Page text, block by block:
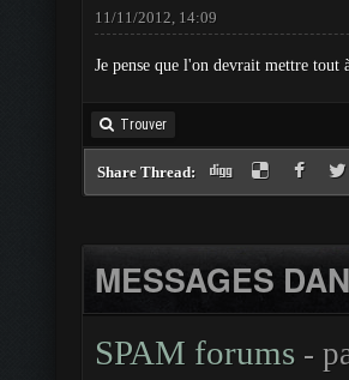
11/11/2012, 14:09
Je pense que l'on devrait mettre tout
Trouver
Share Thread:
MESSAGES
SPAM forums -